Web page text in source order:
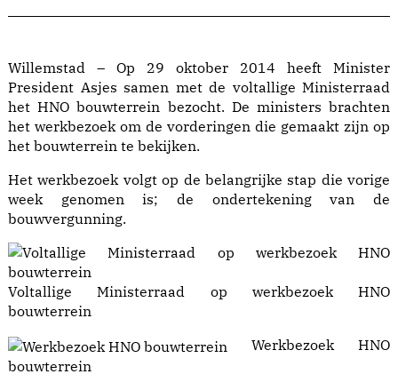
Willemstad – Op 29 oktober 2014 heeft Minister
President Asjes samen met de voltallige Ministerraad
het HNO bouwterrein bezocht. De ministers brachten
het werkbezoek om de vorderingen die gemaakt zijn op
het bouwterrein te bekijken.
Het werkbezoek volgt op de belangrijke stap die vorige
week genomen is; de ondertekening van de
bouwvergunning.
Voltallige Ministerraad op werkbezoek HNO
bouwterrein
Werkbezoek HNO
bouwterrein